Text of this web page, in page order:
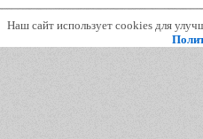
Наш сайт использует cookies для